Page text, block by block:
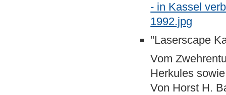
- in Kassel
1992.jpg
"Laserscape
Vom
Herkules
Von Horst H.